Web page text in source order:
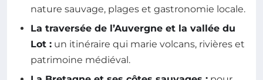
nature sauvage, plages et gastronomie locale.
La traversée de l’Auvergne et la vallée du
Lot : un itinéraire qui marie volcans, rivières et
patrimoine médiéval.